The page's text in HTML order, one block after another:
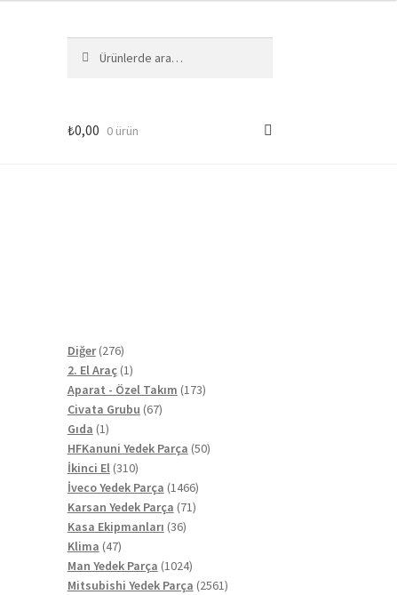
₺0,00 0 ürün
Diğer 276276
ürün
2. El Araç 11
ürün
Aparat - Özel Takım 173173
Civata Grubu 6767
Gıda 11
ürün
HFKanuni Yedek Parça 5050
İkinci El 310310
ürün
İveco Yedek Parça 14661466
ürün
Karsan Yedek Parça 7171
Kasa Ekipmanları 3636
Klima 4747
ürün
Man Yedek Parça 10241024
ürün
Mitsubishi Yedek Parça 25612561